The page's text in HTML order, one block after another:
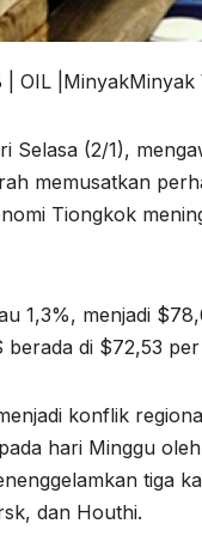
| OIL
Selasa (2/1),
memusatkan
Tiongkok
1,3%, menjadi
berada di $72,53
konflik
hari Minggu
tiga
dan Houthi.